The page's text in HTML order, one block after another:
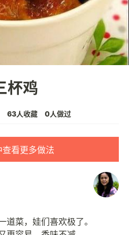
杯鸡
63人收藏 0人做过
查看更多做法
道菜，娃们喜欢极了。